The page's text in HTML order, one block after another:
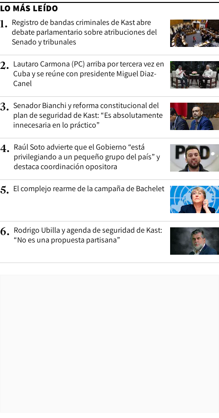
LO MÁS LEÍDO
1. Registro de bandas criminales de Kast abre
debate parlamentario sobre atribuciones del
Senado y tribunales
2. Lautaro Carmona (PC) arriba por tercera vez en
Cuba y se reúne con presidente Miguel Diaz-
Canel
3. Senador Bianchi y reforma constitucional del
plan de seguridad de Kast: “Es absolutamente
innecesaria en lo práctico”
4. Raúl Soto advierte que el Gobierno “está
privilegiando a un pequeño grupo del país” y
destaca coordinación opositora
5. El complejo rearme de la campaña de Bachelet
6. Rodrigo Ubilla y agenda de seguridad de Kast:
“No es una propuesta partisana”